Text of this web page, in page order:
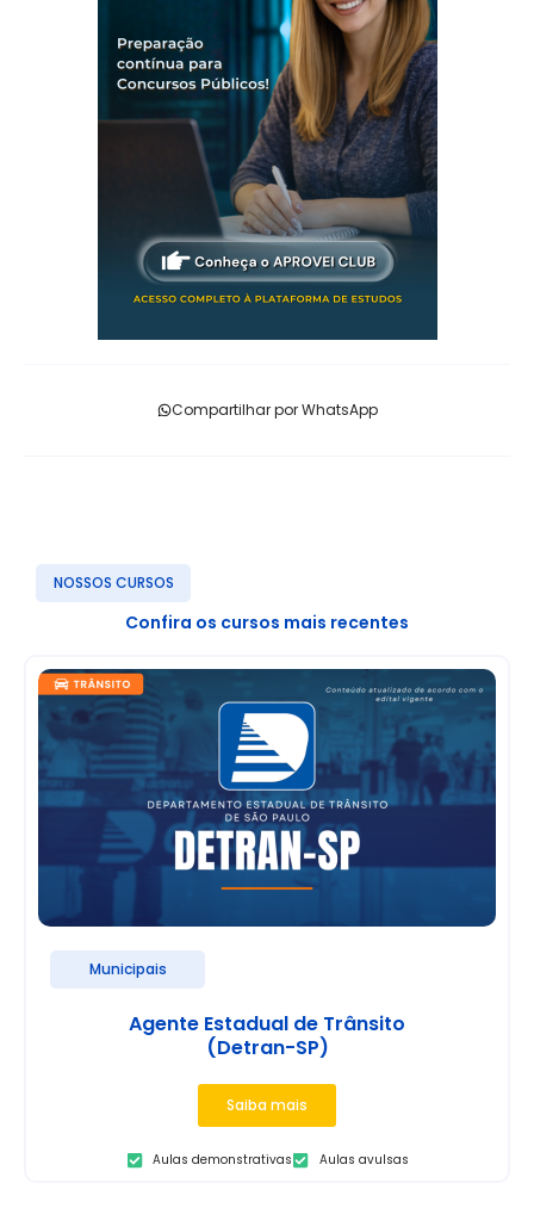
Compartilhar por WhatsApp
NOSSOS CURSOS
Confira os cursos mais recentes
Municipais
Agente Estadual de Trânsito
(Detran-SP)
Saiba mais
Aulas demonstrativas Aulas avulsas